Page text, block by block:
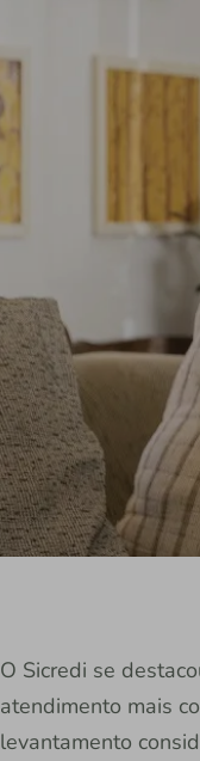
O Sicredi se
atendimento mais
levantamento